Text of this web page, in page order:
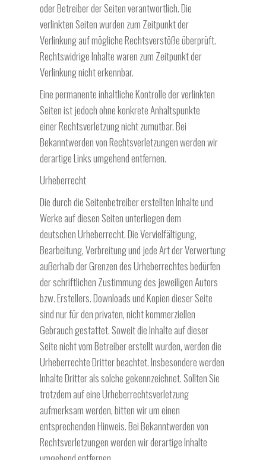
oder Betreiber der Seiten verantwortlich. Die
verlinktenSeiten wurden zum Zeitpunkt der
Verlinkung auf mögliche Rechtsverstöße überprüft.
Rechtswidrige Inhaltewaren zum Zeitpunkt der
Verlinkung nicht erkennbar.
Eine permanente inhaltliche Kontrolle der verlinkten
Seiten ist jedoch ohne konkrete Anhaltspunkte
einerRechtsverletzung nicht zumutbar. Bei
Bekanntwerden von Rechtsverletzungen werden wir
derartige Linksumgehend entfernen.
Urheberrecht
Die durch die Seitenbetreiber erstellten Inhalte und
Werke auf diesen Seiten unterliegen dem
deutschenUrheberrecht. Die Vervielfältigung,
Bearbeitung, Verbreitung und jede Art der Verwertung
außerhalb derGrenzen des Urheberrechtes bedürfen
der schriftlichen Zustimmung des jeweiligen Autors
bzw. Erstellers.Downloads und Kopien dieser Seite
sind nur für den privaten, nicht kommerziellen
Gebrauch gestattet.Soweit die Inhalte auf dieser
Seite nicht vom Betreiber erstellt wurden, werden die
Urheberrechte Dritterbeachtet. Insbesondere werden
Inhalte Dritter als solche gekennzeichnet. Sollten Sie
trotzdem auf eineUrheberrechtsverletzung
aufmerksam werden, bitten wir um einen
entsprechenden Hinweis. BeiBekanntwerden von
Rechtsverletzungen werden wir derartige Inhalte